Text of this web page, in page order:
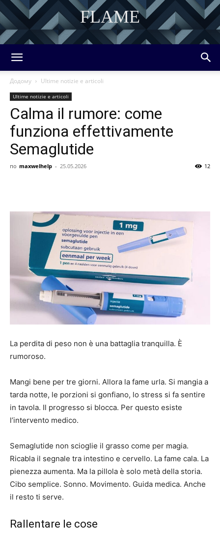
FLAME
DISCOVER THE ART OF PUBLISHING
Додому Ultime notizie e articoli
Ultime notizie e articoli
Calma il rumore: come
funziona effettivamente
Semaglutide
по maxwelhelp - 25.05.2026 12
La perdita di peso non è una battaglia tranquilla. È
rumoroso.
Mangi bene per tre giorni. Allora la fame urla. Si mangia a
tarda notte, le porzioni si gonfiano, lo stress si fa sentire
in tavola. Il progresso si blocca. Per questo esiste
l’intervento medico.
Semaglutide non scioglie il grasso come per magia.
Ricabla il segnale tra intestino e cervello. La fame cala. La
pienezza aumenta. Ma la pillola è solo metà della storia.
Cibo semplice. Sonno. Movimento. Guida medica. Anche
il resto ti serve.
Rallentare le cose